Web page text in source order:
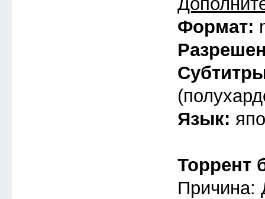
Формат:
Язык:
Торрент
Причина: